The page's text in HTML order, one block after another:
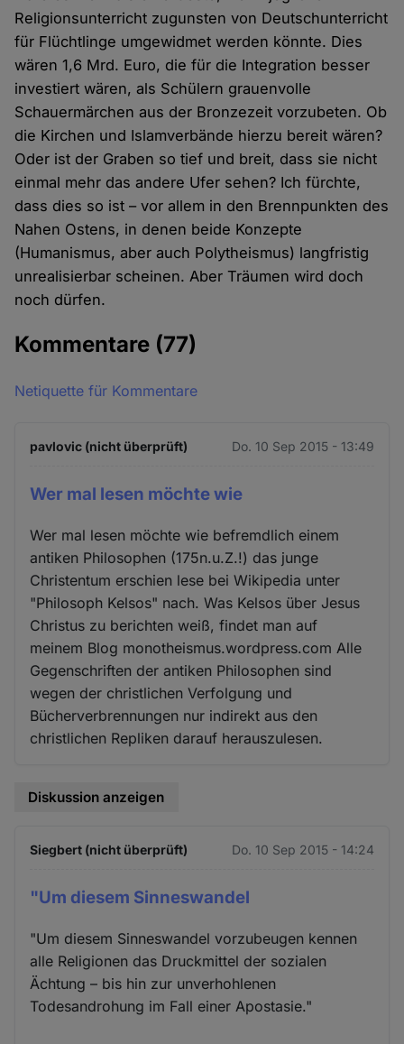
Religionsunterricht zugunsten von Deutschunterricht
für Flüchtlinge umgewidmet werden könnte. Dies
wären 1,6 Mrd. Euro, die für die Integration besser
investiert wären, als Schülern grauenvolle
Schauermärchen aus der Bronzezeit vorzubeten. Ob
die Kirchen und Islamverbände hierzu bereit wären?
Oder ist der Graben so tief und breit, dass sie nicht
einmal mehr das andere Ufer sehen? Ich fürchte,
dass dies so ist – vor allem in den Brennpunkten des
Nahen Ostens, in denen beide Konzepte
(Humanismus, aber auch Polytheismus) langfristig
unrealisierbar scheinen. Aber Träumen wird doch
noch dürfen.
Kommentare (77)
Netiquette für Kommentare
pavlovic (nicht überprüft) Do. 10 Sep 2015 - 13:49
Wer mal lesen möchte wie
Wer mal lesen möchte wie befremdlich einem
antiken Philosophen (175n.u.Z.!) das junge
Christentum erschien lese bei Wikipedia unter
"Philosoph Kelsos" nach. Was Kelsos über Jesus
Christus zu berichten weiß, findet man auf
meinem Blog monotheismus.wordpress.com Alle
Gegenschriften der antiken Philosophen sind
wegen der christlichen Verfolgung und
Bücherverbrennungen nur indirekt aus den
christlichen Repliken darauf herauszulesen.
Diskussion anzeigen
Siegbert (nicht überprüft) Do. 10 Sep 2015 - 14:24
"Um diesem Sinneswandel
"Um diesem Sinneswandel vorzubeugen kennen
alle Religionen das Druckmittel der sozialen
Ächtung – bis hin zur unverhohlenen
Todesandrohung im Fall einer Apostasie."